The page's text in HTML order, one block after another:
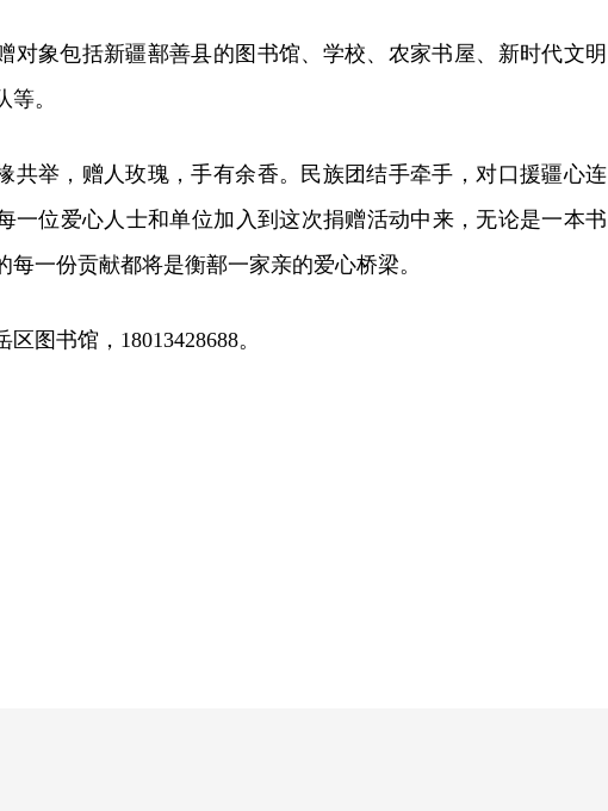
对象包括新疆鄯善县的图书馆、学校、农家书屋、新时代文明
。
共举，赠人玫瑰，手有余香。民族团结手牵手，对口援疆心连
一位爱心人士和单位加入到这次捐赠活动中来，无论是一本书
每一份贡献都将是衡鄯一家亲的爱心桥梁。
图书馆，18013428688。